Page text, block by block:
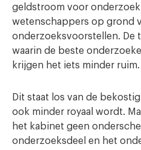
geldstroom voor
wetenschappers op grond
onderzoeksvoorstellen. De
waarin de beste
krijgen het iets minder ruim.
Dit staat los van de
ook minder royaal wordt.
het kabinet geen
onderzoeksdeel en het